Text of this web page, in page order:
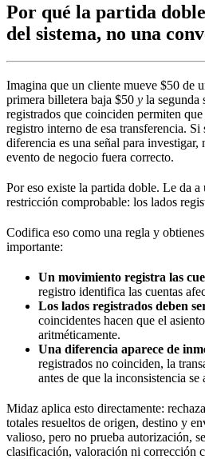
Por qué la partida
del sistema, no una
Imagina que un cliente mueve $50 de
primera billetera baja $50 y la segunda
registrados que coinciden permiten
registro interno de esa transferencia.
diferencia es una señal para investigar,
evento de negocio fuera correcto.
Por eso existe la partida doble. Le da a
restricción comprobable: los lados
Codifica eso como una regla y
importante:
Un movimiento registra las
registro identifica las cuentas
Los lados registrados deben
coincidentes hacen que el
aritméticamente.
Una diferencia aparece de
registrados no coinciden, la
antes de que la inconsistencia se
Midaz aplica esto directamente:
totales resueltos de origen, destino y
valioso, pero no prueba autorización,
clasificación, valoración ni corrección